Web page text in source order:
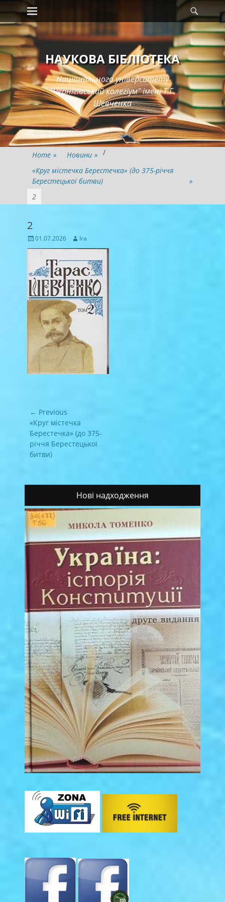
Skip
to
content
Primary Menu
НАУКОВА БІБЛІОТЕКА
Національного університету
"Чернігівський колегіум" імені Т.Г.
Шевченка
Home » Новини » /
«Круг містечка Берестечка» (до 375-річчя
Берестецької битви)
»
2
2
Posted
on
01.07.2026 Author
Ira
Навігація
записів
← Previous
Previous
post:
«Круг містечка
Берестечка» (до 375-
річчя Берестецької
битви)
Нові надходження